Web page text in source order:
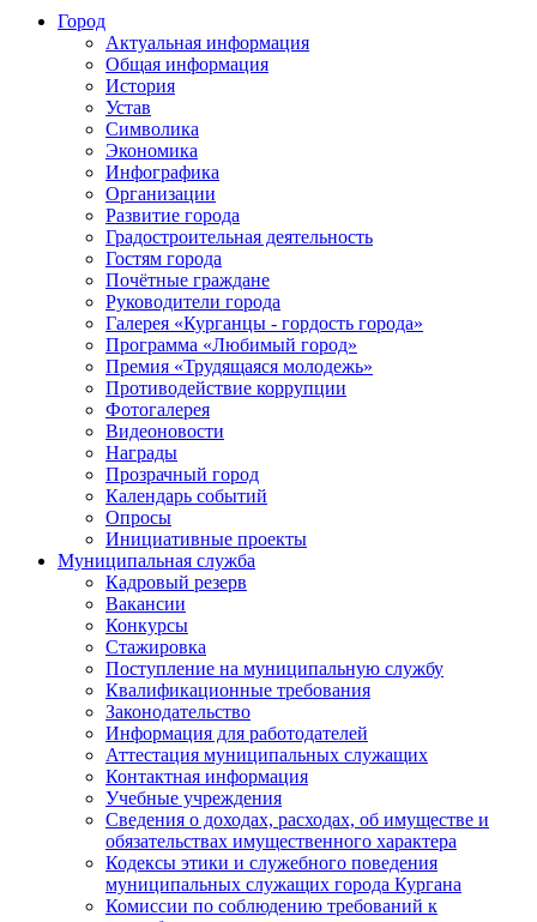
Город
Актуальная информация
Общая информация
История
Устав
Символика
Экономика
Инфографика
Организации
Развитие города
Градостроительная деятельность
Гостям города
Почётные граждане
Руководители города
Галерея «Курганцы - гордость города»
Программа «Любимый город»
Премия «Трудящаяся молодежь»
Противодействие коррупции
Фотогалерея
Видеоновости
Награды
Прозрачный город
Календарь событий
Опросы
Инициативные проекты
Муниципальная служба
Кадровый резерв
Вакансии
Конкурсы
Стажировка
Поступление на муниципальную службу
Квалификационные требования
Законодательство
Информация для работодателей
Аттестация муниципальных служащих
Контактная информация
Учебные учреждения
Сведения о доходах, расходах, об имуществе и
обязательствах имущественного характера
Кодексы этики и служебного поведения
муниципальных служащих города Кургана
Комиссии по соблюдению требований к